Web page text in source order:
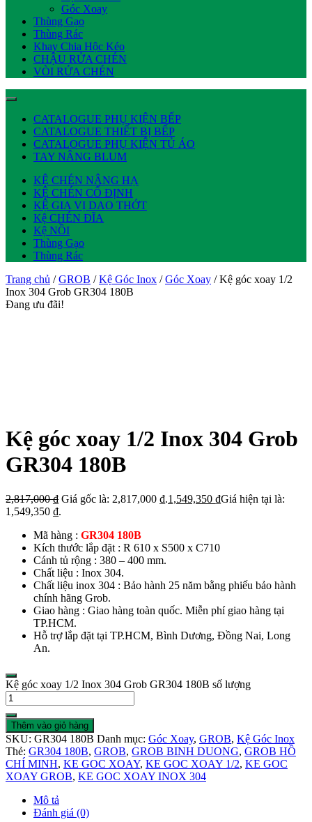
Góc Xoay
Thùng Gạo
Thùng Rác
Khay Chia Hộc Kéo
CHẬU RỬA CHÉN
VÒI RỬA CHÉN
CATALOGUE PHỤ KIỆN BẾP
CATALOGUE THIẾT BỊ BẾP
CATALOGUE PHỤ KIỆN TỦ ÁO
TAY NÂNG BLUM
KỆ CHÉN NÂNG HẠ
KỆ CHÉN CỐ ĐỊNH
KỆ GIA VỊ DAO THỚT
Kệ CHÉN ĐĨA
Kệ NỒI
Thùng Gạo
Thùng Rác
Trang chủ /GROB /Kệ Góc Inox /Góc Xoay / Kệ góc xoay 1/2
Inox 304 Grob GR304 180B
Đang ưu đãi!
Kệ góc xoay 1/2 Inox 304 Grob
GR304 180B
2,817,000₫ Giá gốc là: 2,817,000 ₫.1,549,350 ₫Giá hiện tại là:
1,549,350 ₫.
Mã hàng : GR304 180B
Kích thước lắp đặt : R 610 x S500 x C710
Cánh tủ rộng : 380 – 400 mm.
Chất liệu : Inox 304.
Chất liệu inox 304 : Bảo hành 25 năm bằng phiếu bảo hành
chính hãng Grob.
Giao hàng : Giao hàng toàn quốc. Miễn phí giao hàng tại
TP.HCM.
Hỗ trợ lắp đặt tại TP.HCM, Bình Dương, Đồng Nai, Long
An.
Kệ góc xoay 1/2 Inox 304 Grob GR304 180B số lượng
Thêm vào giỏ hàng
SKU: GR304 180B Danh mục: Góc Xoay, GROB, Kệ Góc Inox
Thẻ: GR304 180B, GROB, GROB BINH DUONG, GROB HỒ
CHÍ MINH, KE GOC XOAY, KE GOC XOAY 1/2, KE GOC
XOAY GROB, KE GOC XOAY INOX 304
Mô tả
Đánh giá (0)